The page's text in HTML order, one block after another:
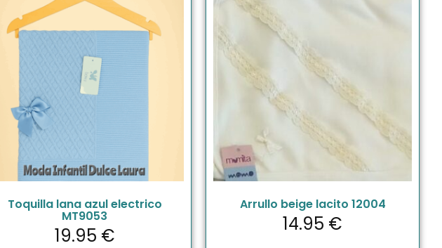
Toquilla lana azul electrico
MT9053
19.95 €
Arrullo beige lacito 12004
14.95 €